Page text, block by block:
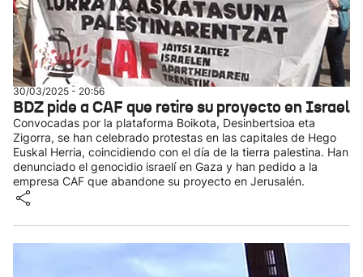
30/03/2025 - 20:56
BDZ pide a CAF que retire su proyecto en Israel
Convocadas por la plataforma Boikota, Desinbertsioa eta
Zigorra, se han celebrado protestas en las capitales de Hego
Euskal Herria, coincidiendo con el día de la tierra palestina. Han
denunciado el genocidio israelí en Gaza y han pedido a la
empresa CAF que abandone su proyecto en Jerusalén.